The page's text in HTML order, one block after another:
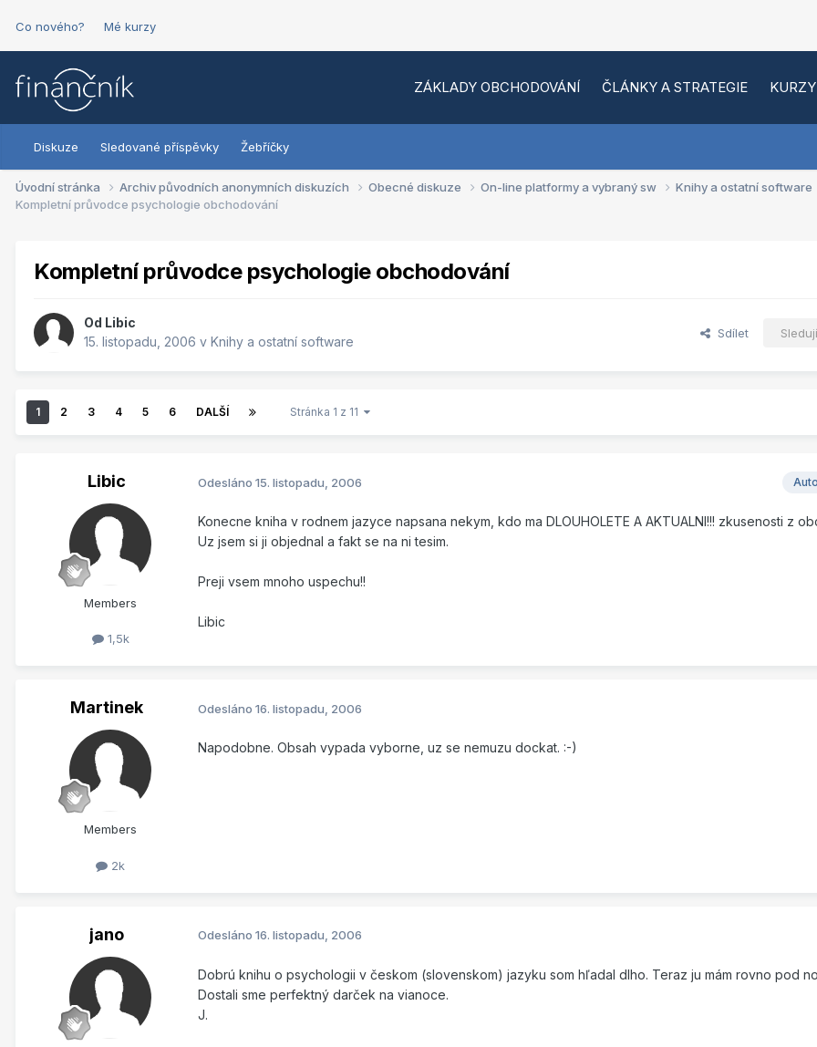
Co nového? Mé kurzy
ZÁKLADY OBCHODOVÁNÍ ČLÁNKY A STRATEGIE KURZY
Diskuze Sledované příspěvky Žebříčky
Úvodní stránka Archiv původních anonymních diskuzích Obecné diskuze On-line platformy a vybraný sw
Knihy a ostatní software
Kompletní průvodce psychologie obchodování
Kompletní průvodce psychologie obchodování
Od Libic
15. listopadu, 2006 v Knihy a ostatní software
Sdílet
1 2 3 4 5 6 DALŠÍ Stránka 1 z 11
Libic
Members
1,5k
Odesláno 15. listopadu, 2006
Konecne kniha v rodnem jazyce napsana nekym, kdo ma DLOUHOLETE A AKTUALNI!!! zkusenosti z
Uz jsem si ji objednal a fakt se na ni tesim.
Preji vsem mnoho uspechu!!
Libic
Martinek
Members
2k
Odesláno 16. listopadu, 2006
Napodobne. Obsah vypada vyborne, uz se nemuzu dockat. :-)
jano Odesláno 16. listopadu, 2006
Dobrú knihu o psychologii v českom (slovenskom) jazyku som hľadal dlho. Teraz ju mám rovno pod
Dostali sme perfektný darček na vianoce.
J.